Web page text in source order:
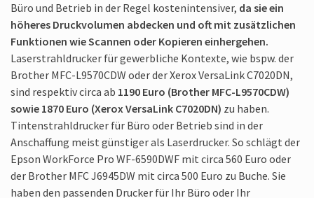
Büro und Betrieb in der Regel kostenintensiver, da sie ein
höheres Druckvolumen abdecken und oft mit zusätzlichen
Funktionen wie Scannen oder Kopieren einhergehen.
Laserstrahldrucker für gewerbliche Kontexte, wie bspw. der
Brother MFC-L9570CDW oder der Xerox VersaLink C7020DN,
sind respektiv circa ab 1190 Euro (Brother MFC-L9570CDW)
sowie 1870 Euro (Xerox VersaLink C7020DN) zu haben.
Tintenstrahldrucker für Büro oder Betrieb sind in der
Anschaffung meist günstiger als Laserdrucker. So schlägt der
Epson WorkForce Pro WF-6590DWF mit circa 560 Euro oder
der Brother MFC J6945DW mit circa 500 Euro zu Buche. Sie
haben den passenden Drucker für Ihr Büro oder Ihr